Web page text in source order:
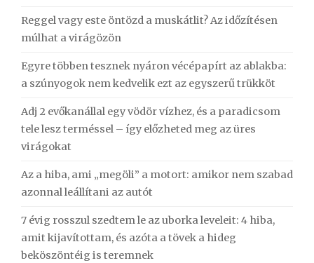
Reggel vagy este öntözd a muskátlit? Az időzítésen
múlhat a virágözön
Egyre többen tesznek nyáron vécépapírt az ablakba:
a szúnyogok nem kedvelik ezt az egyszerű trükköt
Adj 2 evőkanállal egy vödör vízhez, és a paradicsom
tele lesz terméssel – így előzheted meg az üres
virágokat
Az a hiba, ami „megöli” a motort: amikor nem szabad
azonnal leállítani az autót
7 évig rosszul szedtem le az uborka leveleit: 4 hiba,
amit kijavítottam, és azóta a tövek a hideg
beköszöntéig is teremnek